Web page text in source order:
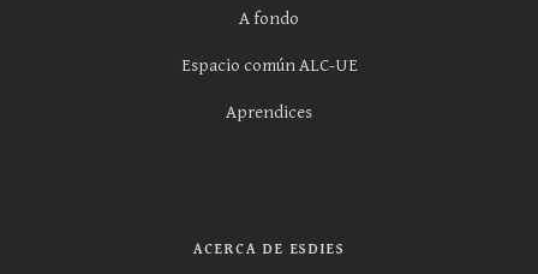
A fondo
Espacio común ALC-UE
Aprendices
ACERCA DE ESDIES